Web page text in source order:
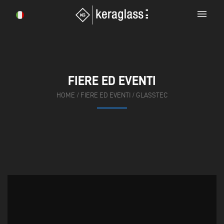
menu
FIERE ED EVENTI
HOME / FIERE ED EVENTI / GLASSTEC